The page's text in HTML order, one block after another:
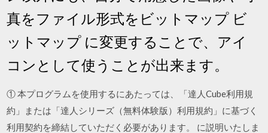
真をファイル形式をビットマップ ビ
ットマップ に変更することで、アイ
コンとして使うことが出来ます。
① 本プログラムを使用するにあたっては、「達人Cube利用規
約」または「達人シリーズ（無料体験版）利用規約」に基づく
利用契約を締結していただく必要があります。 に説明いたしま